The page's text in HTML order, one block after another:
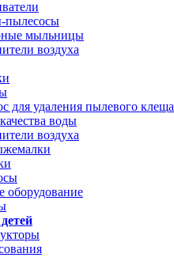
пылесосы
мыльницы
воздуха
для удаления пылевого клеща
воды
воздуха
оборудование